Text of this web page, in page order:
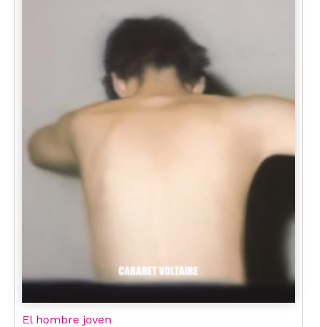
El hombre joven